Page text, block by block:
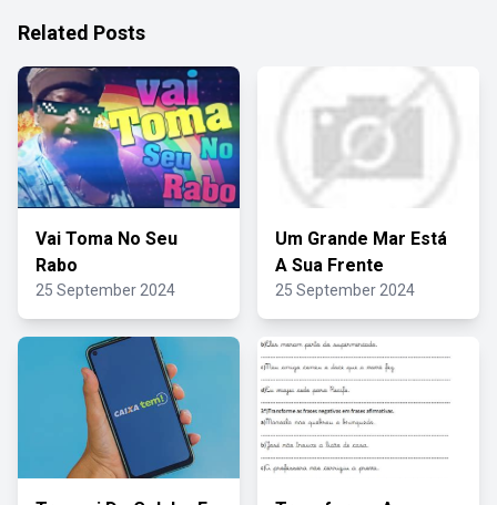
Related Posts
Vai Toma No Seu
Rabo
25 September 2024
Um Grande Mar Está
A Sua Frente
25 September 2024